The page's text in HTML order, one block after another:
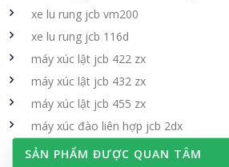
xe lu rung jcb vm200
xe lu rung jcb 116d
máy xúc lật jcb 422 zx
máy xúc lật jcb 432 zx
máy xúc lật jcb 455 zx
máy xúc đào liên hợp jcb 2dx
SẢN PHẨM ĐƯỢC QUAN TÂM